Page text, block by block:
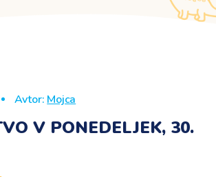
Avtor: Mojca
V PONEDELJEK, 30.